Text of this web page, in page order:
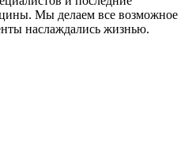
Мы делаем все возможное
наслаждались жизнью.